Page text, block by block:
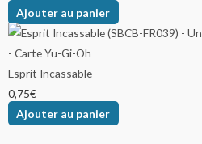
Ajouter au panier
Esprit Incassable
0,75€
Ajouter au panier